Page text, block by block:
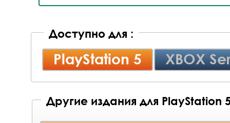
Доступно для :
PlayStation 5 XBOX
Другие издания для PlayStation